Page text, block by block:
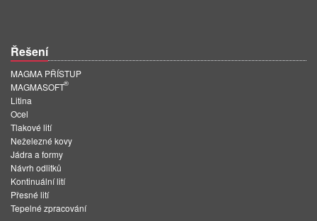
Řešení
MAGMA PŘÍSTUP
MAGMASOFT
®
Litina
Ocel
Tlakové lití
Neželezné kovy
Jádra a formy
Návrh odlitků
Kontinuální lití
Přesné lití
Tepelné zpracování